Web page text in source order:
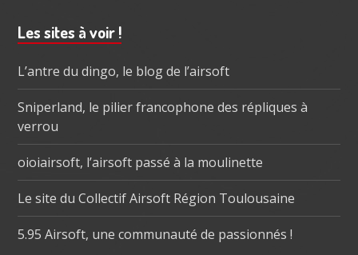
Barre
subsidiaire
Les sites à voir !
L’antre du dingo, le blog de l’airsoft
Sniperland, le pilier francophone des répliques à
verrou
oioiairsoft, l’airsoft passé à la moulinette
Le site du Collectif Airsoft Région Toulousaine
5.95 Airsoft, une communauté de passionnés !